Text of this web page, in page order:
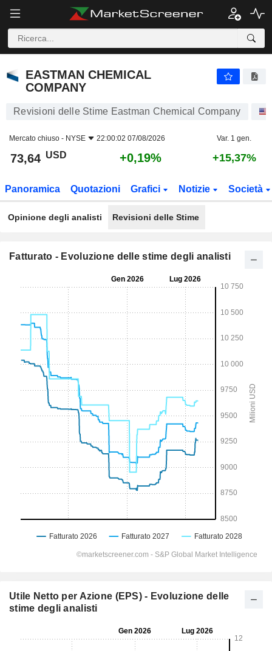
EASTMAN CHEMICAL
COMPANY
Revisioni delle Stime Eastman Chemical Company
Mercato chiuso - NYSE 22:00:02 07/08/2026 Var. 1 gen.
73,64 USD +0,19% +15,37%
Panoramica Quotazioni Grafici Notizie Società
Opinione degli analisti Revisioni delle Stime
Fatturato - Evoluzione delle stime degli analisti
Utile Netto per Azione (EPS) - Evoluzione delle
stime degli analisti